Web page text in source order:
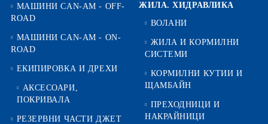
МАШИНИ CAN-AM - OFF-
ROAD
МАШИНИ CAN-AM - ON-
ROAD
ЕКИПИРОВКА И ДРЕХИ
АКСЕСОАРИ,
ПОКРИВАЛА
РЕЗЕРВНИ ЧАСТИ ДЖЕТ
ЖИЛА. ХИДРАВЛИКА
ВОЛАНИ
ЖИЛА И КОРМИЛНИ
СИСТЕМИ
КОРМИЛНИ КУТИИ И
ЩАМБАЙН
ПРЕХОДНИЦИ И
НАКРАЙНИЦИ